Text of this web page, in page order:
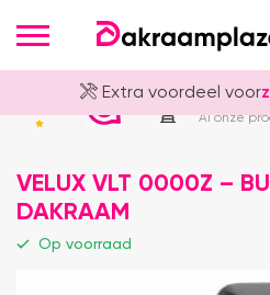
Extra voordeel voor
Officieel
Al onze
VELUX VLT 0000Z –
DAKRAAM
Op voorraad